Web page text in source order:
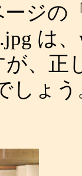
ジの
は
、正
しょ